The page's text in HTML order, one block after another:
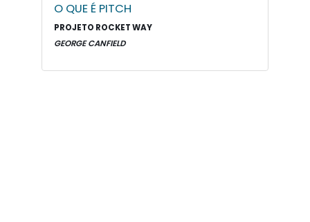
O QUE É PITCH
PROJETO ROCKET WAY
GEORGE CANFIELD